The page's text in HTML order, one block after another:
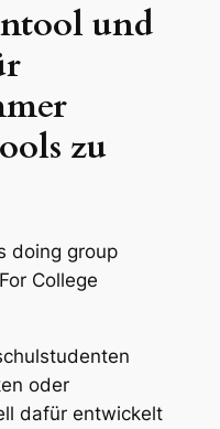
und
zu
oder
dafür entwickelt